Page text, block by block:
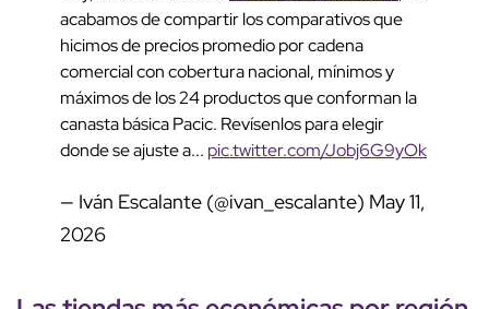
acabamos de compartir los comparativos que
hicimos de precios promedio por cadena
comercial con cobertura nacional, mínimos y
máximos de los 24 productos que conforman la
canasta básica Pacic. Revísenlos para elegir
donde se ajuste a... pic.twitter.com/Jobj6G9yOk
— Iván Escalante (@ivan_escalante) May 11,
2026